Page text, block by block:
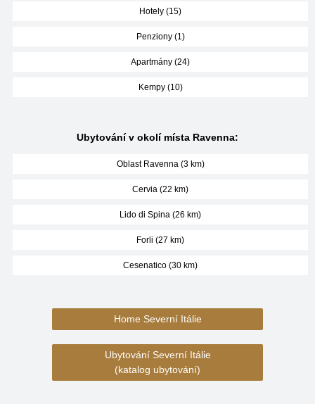
Hotely (15)
Penziony (1)
Apartmány (24)
Kempy (10)
Ubytování v okolí místa Ravenna:
Oblast Ravenna (3 km)
Cervia (22 km)
Lido di Spina (26 km)
Forli (27 km)
Cesenatico (30 km)
Home Severní Itálie
Ubytování Severní Itálie
(katalog ubytování)